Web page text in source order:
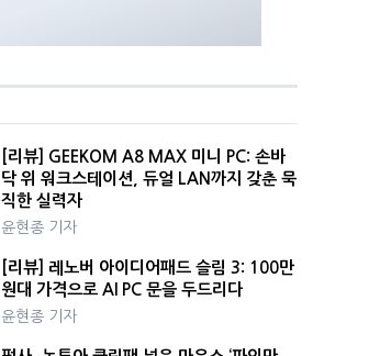
[리뷰] GEEKOM A8 MAX 미니 PC: 손바
닥 위 워크스테이션, 듀얼 LAN까지 갖춘 묵
직한 실력자
윤현종 기자
[리뷰] 레노버 아이디어패드 슬림 3: 100만
원대 가격으로 AI PC 문을 두드리다
윤현종 기자